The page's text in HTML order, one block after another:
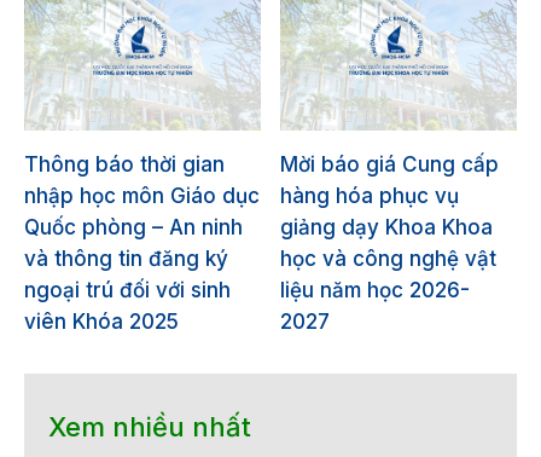
Thông báo thời gian
nhập học môn Giáo dục
Quốc phòng – An ninh
và thông tin đăng ký
ngoại trú đối với sinh
viên Khóa 2025
Mời báo giá Cung cấp
hàng hóa phục vụ
giảng dạy Khoa Khoa
học và công nghệ vật
liệu năm học 2026-
2027
Xem nhiều nhất